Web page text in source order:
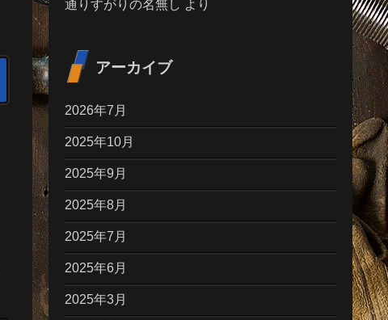
通りすがりの名無し より
アーカイブ
2026年7月
2025年10月
2025年9月
2025年8月
2025年7月
2025年6月
2025年3月